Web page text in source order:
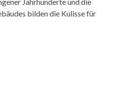
bilden die Kulisse für